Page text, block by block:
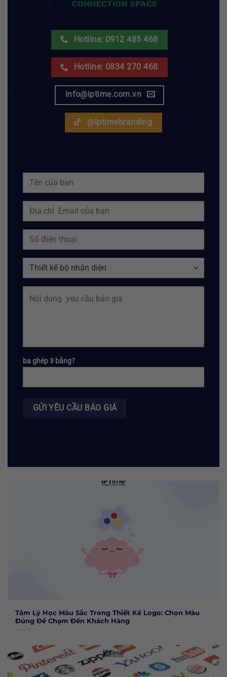
Hotline: 0912 485 468
Hotline: 0834 270 468
info@iptime.com.vn
@iptimebranding
ba ghép 3 bằng?
Tâm Lý Học Màu Sắc Trong Thiết Kế Logo: Chọn Màu
Đúng Để Chạm Đến Khách Hàng